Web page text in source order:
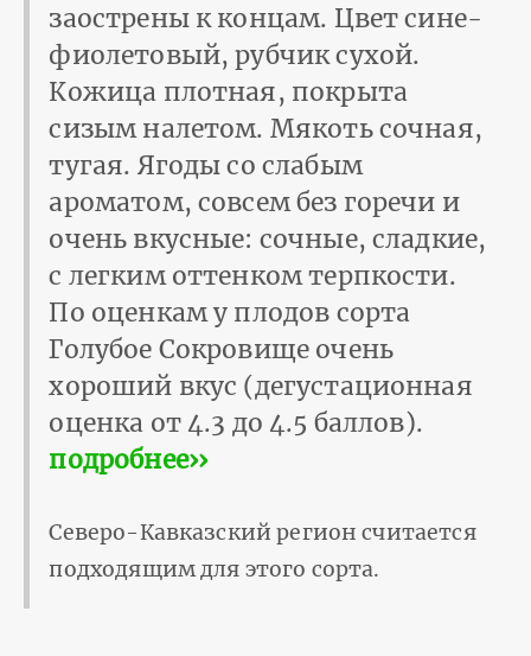
заострены к концам. Цвет сине-
фиолетовый, рубчик сухой.
Кожица плотная, покрыта
сизым налетом. Мякоть сочная,
тугая. Ягоды со слабым
ароматом, совсем без горечи и
очень вкусные: сочные, сладкие,
с легким оттенком терпкости.
По оценкам у плодов сорта
Голубое Сокровище очень
хороший вкус (дегустационная
оценка от 4.3 до 4.5 баллов).
подробнее››
Северо-Кавказский регион считается
подходящим для этого сорта.